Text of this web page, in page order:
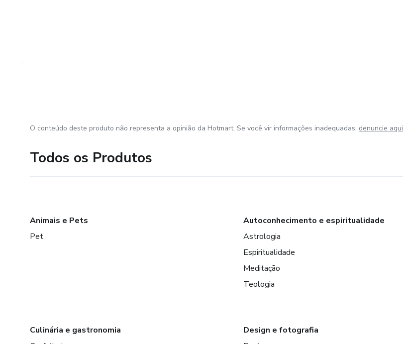
O conteúdo deste produto não representa a opinião da Hotmart. Se você vir informações inadequadas, denuncie aqui
Todos os Produtos
Animais e Pets
Pet
Autoconhecimento e espiritualidade
Astrologia
Espiritualidade
Meditação
Teologia
Culinária e gastronomia
Design e fotografia